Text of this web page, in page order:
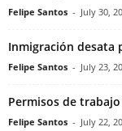
Felipe Santos - July 30,
Inmigración desata
Felipe Santos - July 23,
Permisos de
Felipe Santos - July 22,